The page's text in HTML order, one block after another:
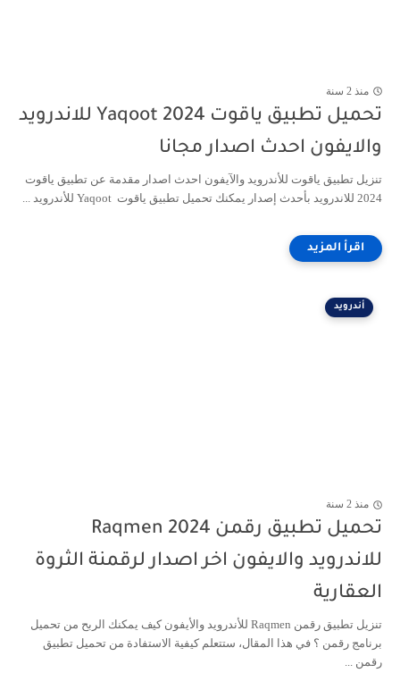
منذ 2 سنة
تحميل تطبيق ياقوت 2024 Yaqoot للاندرويد
والايفون احدث اصدار مجانا
تنزيل تطبيق ياقوت للأندرويد والآيفون احدث اصدار مقدمة عن تطبيق ياقوت
2024 للاندرويد بأحدث إصدار يمكنك تحميل تطبيق ياقوت Yaqoot للأندرويد ...
أندرويد
منذ 2 سنة
تحميل تطبيق رقمن 2024 Raqmen
للاندرويد والايفون اخر اصدار لرقمنة الثروة
العقارية
تنزيل تطبيق رقمن Raqmen للأندرويد والأيفون كيف يمكنك الربح من تحميل
برنامج رقمن ؟ في هذا المقال، ستتعلم كيفية الاستفادة من تحميل تطبيق
رقمن ...